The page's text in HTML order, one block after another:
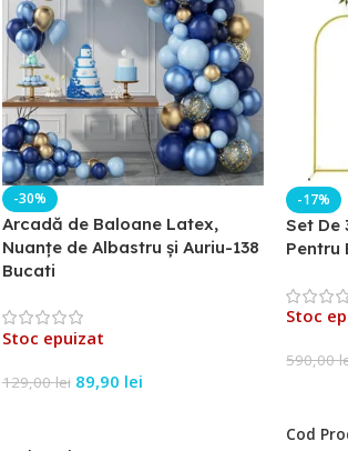
-30%
Arcadă de Baloane Latex,
Nuanțe de Albastru și Auriu-138
Bucati
Stoc epuizat
129,00lei 89,90 lei
-17%
Set De
Pentru
Stoc
590,00
Cod